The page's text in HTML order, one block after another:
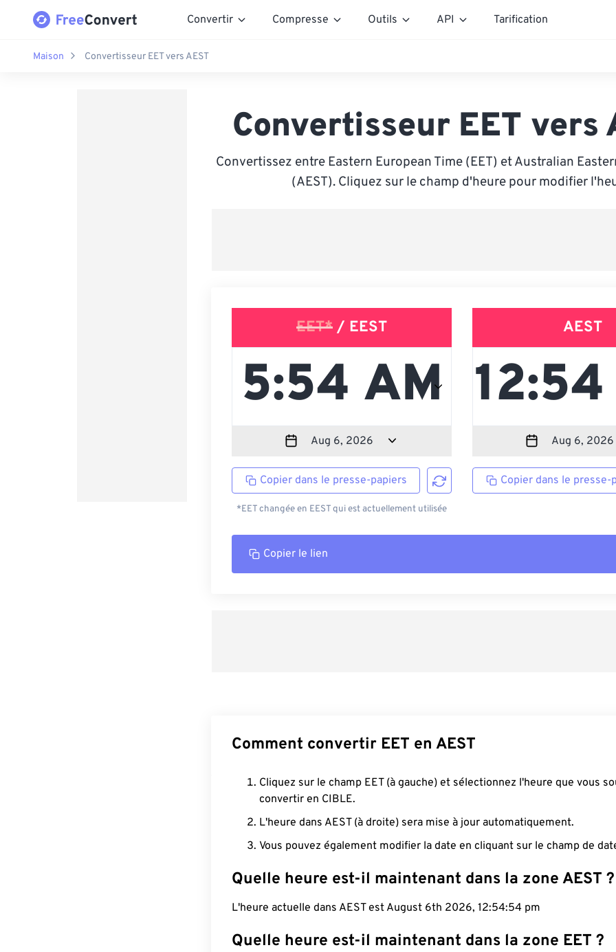
Convertir Compresse Outils API Tarification
Maison Convertisseur EET vers AEST
Convertisseur EET vers
Convertissez entre Eastern European Time (EET) et Australian
(AEST). Cliquez sur le champ d'heure pour modifier
EET* / EEST
Copier dans le presse-papiers
*EET changée en EEST qui est actuellement utilisée
AEST
Copier dans le presse-
Copier le lien
Comment convertir EET en AEST
Cliquez sur le champ EET (à gauche) et sélectionnez l'heure que vous
convertir en CIBLE.
L'heure dans AEST (à droite) sera mise à jour automatiquement.
Vous pouvez également modifier la date en cliquant sur le champ de
Quelle heure est-il maintenant dans la zone AEST ?
L'heure actuelle dans AEST est August 6th 2026, 12:54:55 pm
Quelle heure est-il maintenant dans la zone EET ?